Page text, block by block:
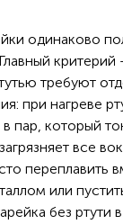
одинаково
критерий
требуют
при нагреве
пар, который
все
переплавить
или
без ртути